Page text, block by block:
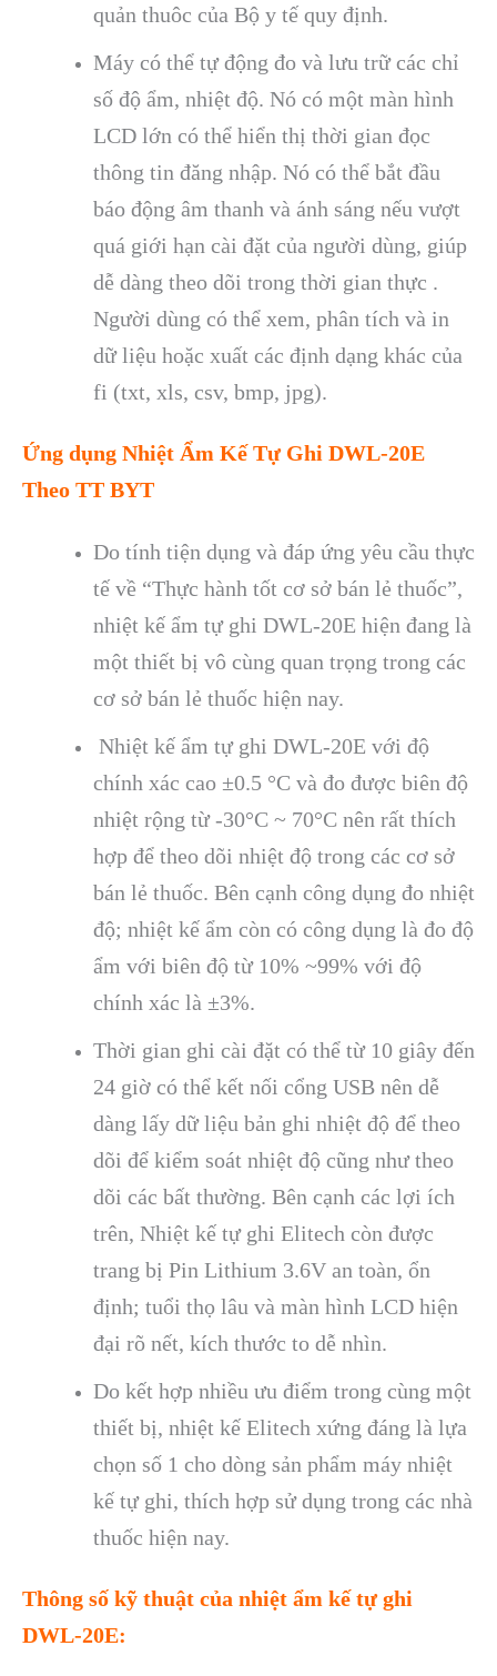
quản thuôc của Bộ y tế quy định.
Máy có thể tự động đo và lưu trữ các chỉ
số độ ẩm, nhiệt độ. Nó có một màn hình
LCD lớn có thể hiển thị thời gian đọc
thông tin đăng nhập. Nó có thể bắt đầu
báo động âm thanh và ánh sáng nếu vượt
quá giới hạn cài đặt của người dùng, giúp
dễ dàng theo dõi trong thời gian thực .
Người dùng có thể xem, phân tích và in
dữ liệu hoặc xuất các định dạng khác của
fi (txt, xls, csv, bmp, jpg).
Ứng dụng Nhiệt Ẩm Kế Tự Ghi DWL-20E
Theo TT BYT
Do tính tiện dụng và đáp ứng yêu cầu thực
tế về “Thực hành tốt cơ sở bán lẻ thuốc”,
nhiệt kế ẩm tự ghi DWL-20E hiện đang là
một thiết bị vô cùng quan trọng trong các
cơ sở bán lẻ thuốc hiện nay.
Nhiệt kế ẩm tự ghi DWL-20E với độ
chính xác cao ±0.5 °C và đo được biên độ
nhiệt rộng từ -30°C ~ 70°C nên rất thích
hợp để theo dõi nhiệt độ trong các cơ sở
bán lẻ thuốc. Bên cạnh công dụng đo nhiệt
độ; nhiệt kế ẩm còn có công dụng là đo độ
ẩm với biên độ từ 10% ~99% với độ
chính xác là ±3%.
Thời gian ghi cài đặt có thể từ 10 giây đến
24 giờ có thể kết nối cổng USB nên dễ
dàng lấy dữ liệu bản ghi nhiệt độ để theo
dõi để kiểm soát nhiệt độ cũng như theo
dõi các bất thường. Bên cạnh các lợi ích
trên, Nhiệt kế tự ghi Elitech còn được
trang bị Pin Lithium 3.6V an toàn, ổn
định; tuổi thọ lâu và màn hình LCD hiện
đại rõ nết, kích thước to dễ nhìn.
Do kết hợp nhiều ưu điểm trong cùng một
thiết bị, nhiệt kế Elitech xứng đáng là lựa
chọn số 1 cho dòng sản phẩm máy nhiệt
kế tự ghi, thích hợp sử dụng trong các nhà
thuốc hiện nay.
Thông số kỹ thuật của nhiệt ẩm kế tự ghi
DWL-20E: